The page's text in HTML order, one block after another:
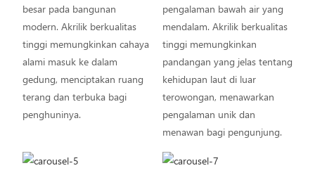
besar pada bangunan
modern. Akrilik berkualitas
tinggi memungkinkan cahaya
alami masuk ke dalam
gedung, menciptakan ruang
terang dan terbuka bagi
penghuninya.
pengalaman bawah air yang
mendalam. Akrilik berkualitas
tinggi memungkinkan
pandangan yang jelas tentang
kehidupan laut di luar
terowongan, menawarkan
pengalaman unik dan
menawan bagi pengunjung.